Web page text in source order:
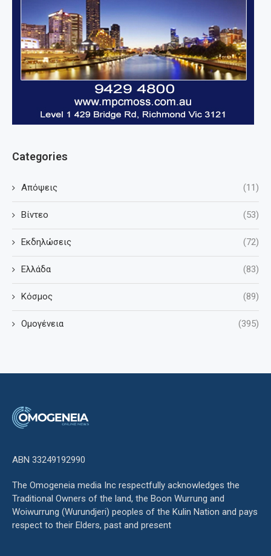
Categories
Απόψεις (11)
Βίντεο (53)
Εκδηλώσεις (72)
Ελλάδα (83)
Κόσμος (89)
Ομογένεια (395)
ΑΒΝ 33249192990
The Omogeneia media Inc respectfully acknowledges the
Traditional Owners of the land, the Boon Wurrung and
Woiwurrung (Wurundjeri) peoples of the Kulin Nation and pays
respect to their Elders, past and present